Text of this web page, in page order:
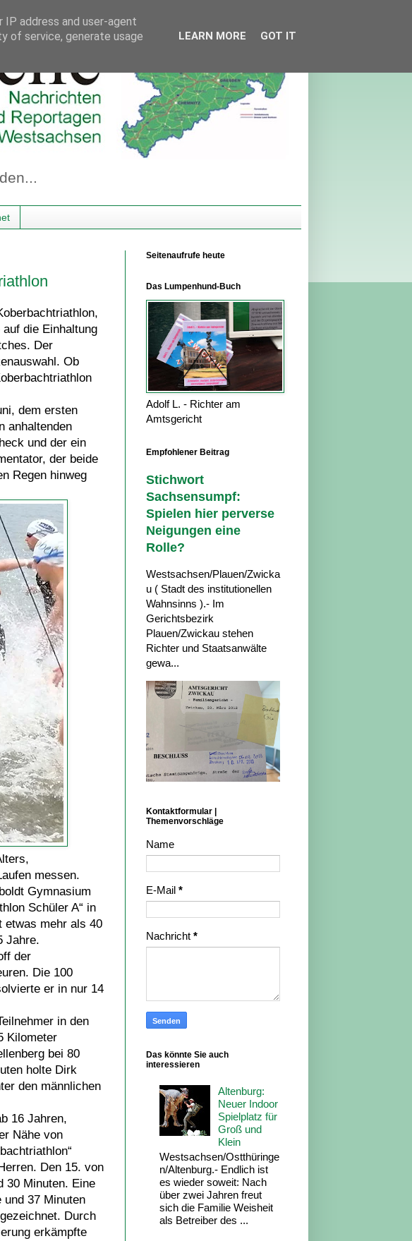
die Einhaltung
Der
Ob
dem ersten
anhaltenden
und der ein
der beide
Regen hinweg
messen.
Gymnasium
Schüler A“ in
etwas mehr als 40
Jahre.
der
Die 100
er in nur 14
in den
Kilometer
bei 80
holte Dirk
den männlichen
16 Jahren,
Nähe von
Den 15. von
30 Minuten. Eine
37 Minuten
Durch
erkämpfte
Seitenaufrufe heute
Das Lumpenhund-Buch
Adolf L. - Richter am
Amtsgericht
Empfohlener Beitrag
Stichwort
Sachsensumpf:
Spielen hier perverse
Neigungen eine
Rolle?
Westsachsen/Plauen/Zwicka
u ( Stadt des institutionellen
Wahnsinns ).- Im
Gerichtsbezirk
Plauen/Zwickau stehen
Richter und Staatsanwälte
gewa...
Kontaktformular |
Themenvorschläge
Name
E-Mail *
Nachricht *
Das könnte Sie auch
interessieren
Altenburg:
Neuer Indoor
Spielplatz für
Groß und
Klein
Westsachsen/Ostthüringe
n/Altenburg.- Endlich ist
es wieder soweit: Nach
über zwei Jahren freut
sich die Familie Weisheit
als Betreiber des ...
address and user-agent
of service, generate usage
LEARN MORE GOT IT